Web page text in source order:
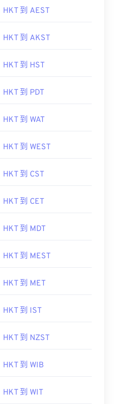
HKT 到 AEST
HKT 到 AKST
HKT 到 HST
HKT 到 PDT
HKT 到 WAT
HKT 到 WEST
HKT 到 CST
HKT 到 CET
HKT 到 MDT
HKT 到 MEST
HKT 到 MET
HKT 到 IST
HKT 到 NZST
HKT 到 WIB
HKT 到 WIT